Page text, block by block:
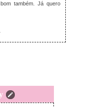
também. Já quero
junho 23, 2019